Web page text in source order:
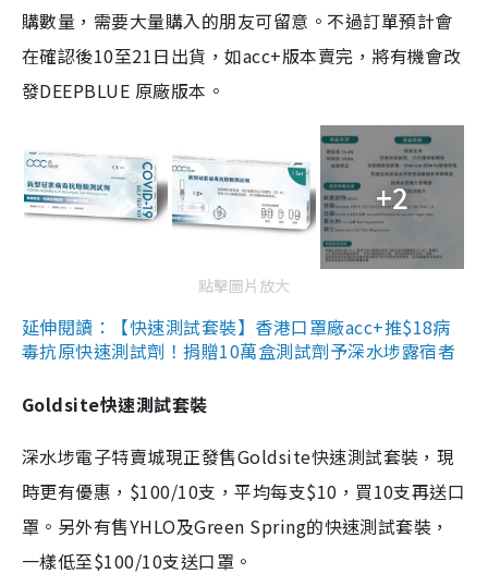
購數量，需要大量購入的朋友可留意。不過訂單預計會
在確認後10至21日出貨，如acc+版本賣完，將有機會改
發DEEPBLUE 原廠版本。
+2
點擊圖片放大
延伸閱讀：【快速測試套裝】香港口罩廠acc+推$18病
毒抗原快速測試劑！捐贈10萬盒測試劑予深水埗露宿者
Goldsite快速測試套裝
深水埗電子特賣城現正發售Goldsite快速測試套裝，現
時更有優惠，$100/10支，平均每支$10，買10支再送口
罩。另外有售YHLO及Green Spring的快速測試套裝，
一樣低至$100/10支送口罩。